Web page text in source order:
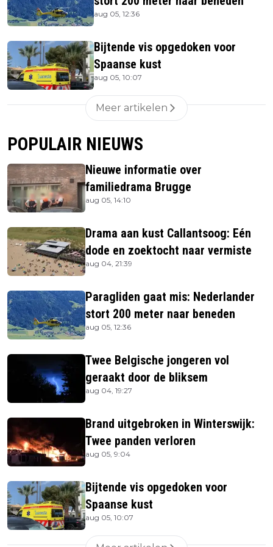
aug 05, 12:36
Bijtende vis opgedoken voor
Spaanse kust
aug 05, 10:07
Meer artikelen
POPULAIR NIEUWS
Nieuwe informatie over
familiedrama Brugge
aug 05, 14:10
Drama aan kust Callantsoog: Eén
dode en zoektocht naar vermiste
aug 04, 21:39
Paragliden gaat mis: Nederlander
stort 200 meter naar beneden
aug 05, 12:36
Twee Belgische jongeren vol
geraakt door de bliksem
aug 04, 19:27
Brand uitgebroken in Winterswijk:
Twee panden verloren
aug 05, 9:04
Bijtende vis opgedoken voor
Spaanse kust
aug 05, 10:07